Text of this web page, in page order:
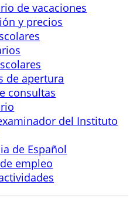
de vacaciones
y precios
de apertura
consultas
del Instituto
de Español
empleo